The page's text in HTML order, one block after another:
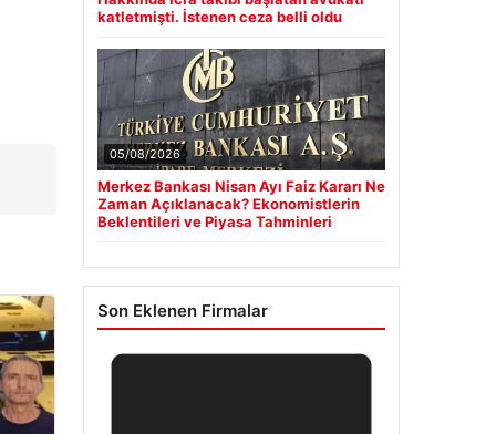
katletmişti. İstenen ceza belli oldu
05/08/2026
Merkez Bankası Nisan Ayı Faiz Kararı Ne
Zaman Açıklanacak? Ekonomistlerin
Beklentileri ve Piyasa Tahminleri
Son Eklenen Firmalar